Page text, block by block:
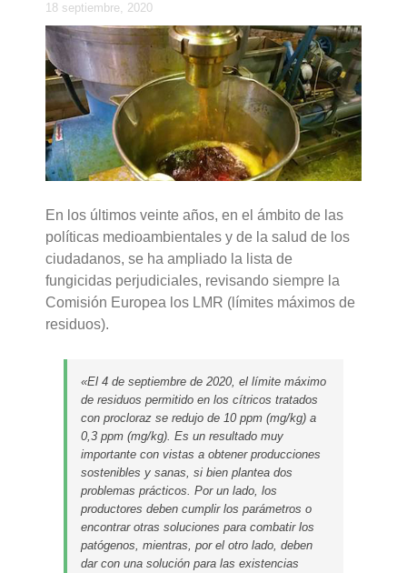
18 septiembre, 2020
En los últimos veinte años, en el ámbito de las
políticas medioambientales y de la salud de los
ciudadanos, se ha ampliado la lista de
fungicidas perjudiciales, revisando siempre la
Comisión Europea los LMR (límites máximos de
residuos).
«El 4 de septiembre de 2020, el límite máximo
de residuos permitido en los cítricos tratados
con procloraz se redujo de 10 ppm (mg/kg) a
0,3 ppm (mg/kg). Es un resultado muy
importante con vistas a obtener producciones
sostenibles y sanas, si bien plantea dos
problemas prácticos. Por un lado, los
productores deben cumplir los parámetros o
encontrar otras soluciones para combatir los
patógenos, mientras, por el otro lado, deben
dar con una solución para las existencias